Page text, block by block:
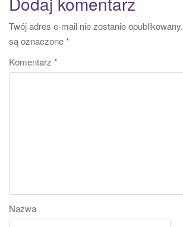
Twój adres e-mail nie zostanie opublikowany.
są oznaczone*
Komentarz *
Nazwa